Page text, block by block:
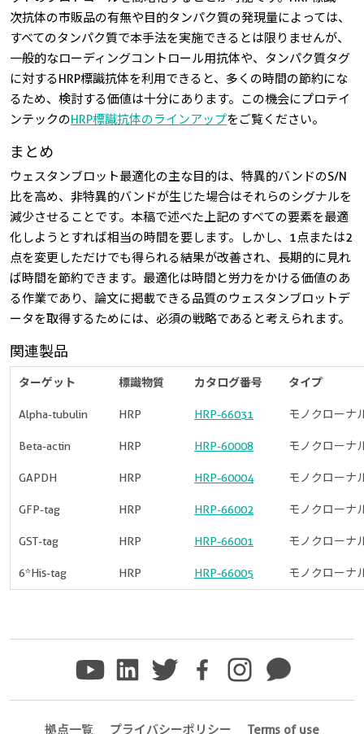
次抗体の市販品の有無や目的タンパク質の発現量によっては、
すべてのタンパク質で本手法を実施できるとは限りませんが、
一般的なローディングコントロール用抗体や、タンパク質タグ
に対するHRP標識抗体を利用できると、多くの時間の節約にな
るため、検討する価値は十分にあります。この機会にプロテイ
ンテックのHRP標識抗体のラインアップをご覧ください。
まとめ
ウェスタンブロット最適化の主な目的は、特異的バンドのS/N
比を高め、非特異的バンドが生じた場合はそれらのシグナルを
減少させることです。本稿で述べた上記のすべての要素を最適
化しようとすれば相当の時間を要します。しかし、1点または2
点を変更しただけでも得られる結果が改善され、長期的に見れ
ば時間を節約できます。最適化は時間と労力をかける価値のあ
る作業であり、論文に掲載できる品質のウェスタンブロットデ
ータを取得するためには、必須の戦略であると考えられます。
関連製品
ターゲット 標識物質 カタログ番号 タイプ
Alpha-tubulin HRP HRP-66031 モノクローナ
Beta-actin HRP HRP-60008 モノクローナ
GAPDH HRP HRP-60004 モノクローナ
GFP-tag HRP HRP-66002 モノクローナ
GST-tag HRP HRP-66001 モノクローナ
6*His-tag HRP HRP-66005 モノクローナ
拠点一覧 プライバシーポリシー Terms of use